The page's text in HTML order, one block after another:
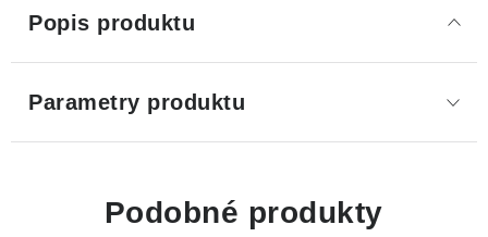
Popis produktu
Parametry produktu
Podobné produkty